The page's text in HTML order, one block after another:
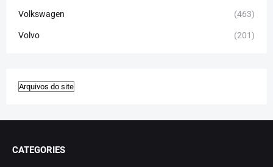
Volkswagen (463)
Volvo (201)
CATEGORIES